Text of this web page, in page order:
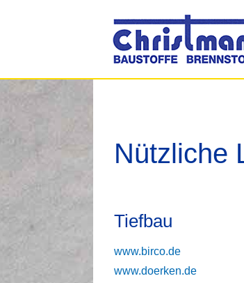
Nützliche
Tiefbau
www.birco.de
www.doerken.de